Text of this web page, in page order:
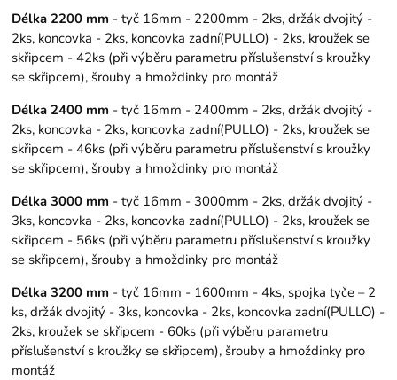
Délka 2200 mm - tyč 16mm - 2200mm - 2ks, držák dvojitý -
2ks, koncovka - 2ks, koncovka zadní(PULLO) - 2ks, kroužek se
skřipcem - 42ks (při výběru parametru příslušenství s kroužky
se skřipcem), šrouby a hmoždinky pro montáž
Délka 2400 mm - tyč 16mm - 2400mm - 2ks, držák dvojitý -
2ks, koncovka - 2ks, koncovka zadní(PULLO) - 2ks, kroužek se
skřipcem - 46ks (při výběru parametru příslušenství s kroužky
se skřipcem), šrouby a hmoždinky pro montáž
Délka 3000 mm - tyč 16mm - 3000mm - 2ks, držák dvojitý -
3ks, koncovka - 2ks, koncovka zadní(PULLO) - 2ks, kroužek se
skřipcem - 56ks (při výběru parametru příslušenství s kroužky
se skřipcem), šrouby a hmoždinky pro montáž
Délka 3200 mm - tyč 16mm - 1600mm - 4ks, spojka tyče – 2
ks, držák dvojitý - 3ks, koncovka - 2ks, koncovka zadní(PULLO) -
2ks, kroužek se skřipcem - 60ks (při výběru parametru
příslušenství s kroužky se skřipcem), šrouby a hmoždinky pro
montáž